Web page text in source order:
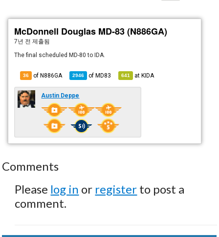
McDonnell Douglas MD-83 (N886GA)
7년 전 제출됨
The final scheduled MD-80 to IDA.
36 of N886GA 2946 ofMD83 641 atKIDA
Austin Deppe
Comments
Please log in or register to post a
comment.